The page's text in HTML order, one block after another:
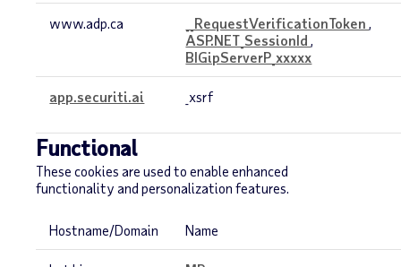
www.adp.ca __RequestVerificationToken,
ASP.NET_SessionId,
BIGipServerP_xxxxx
app.securiti.ai _xsrf
Functional
These cookies are used to enable enhanced
functionality and personalization features.
Hostname/Domain Name